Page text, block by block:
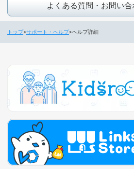
よくある質問・お問い
トップ サポート・ヘルプ ヘルプ詳細